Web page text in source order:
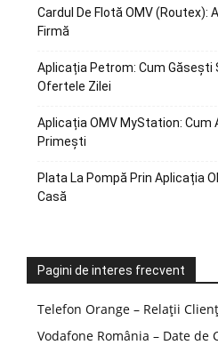
Cardul De Flotă OMV (Routex):
Firmă
Aplicația Petrom: Cum
Ofertele Zilei
Aplicația OMV MyStation: Cum
Primești
Plata La Pompă Prin Aplicația
Casă
Pagini de interes frecvent
Telefon Orange – Relații
Vodafone România – Date de